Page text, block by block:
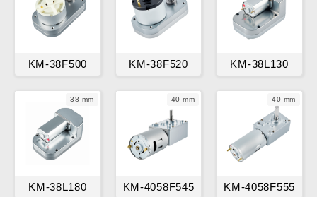
KM-38F500 KM-38F520 KM-38L130
38 mm
KM-38L180
40 mm
KM-4058F545
40 mm
KM-4058F555